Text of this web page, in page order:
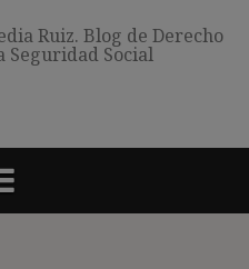
Ruiz. Blog de Derecho
Seguridad Social